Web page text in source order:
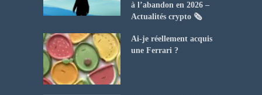
à l’abandon en 2026 –
Actualités crypto 🗞️
Ai-je réellement acquis
une Ferrari ?